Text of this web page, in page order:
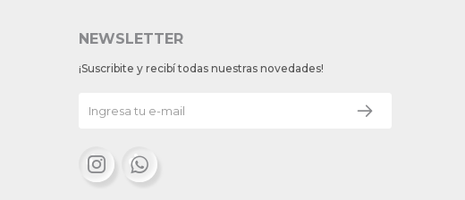
NEWSLETTER
¡Suscribite y recibí todas nuestras novedades!
 